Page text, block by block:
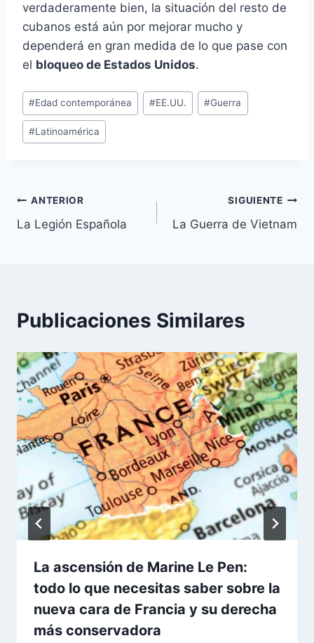
verdaderamente bien, la situación del resto de
cubanos está aún por mejorar mucho y
dependerá en gran medida de lo que pase con
el bloqueo de Estados Unidos.
Etiquetas
de
la
#Edad contemporánea #EE.UU. #Guerra
#Latinoamérica
Navegación
de
ANTERIOR
La Legión Española
SIGUIENTE
La Guerra de Vietnam
Publicaciones Similares
La ascensión de Marine Le Pen:
todo lo que necesitas saber sobre la
nueva cara de Francia y su derecha
más conservadora